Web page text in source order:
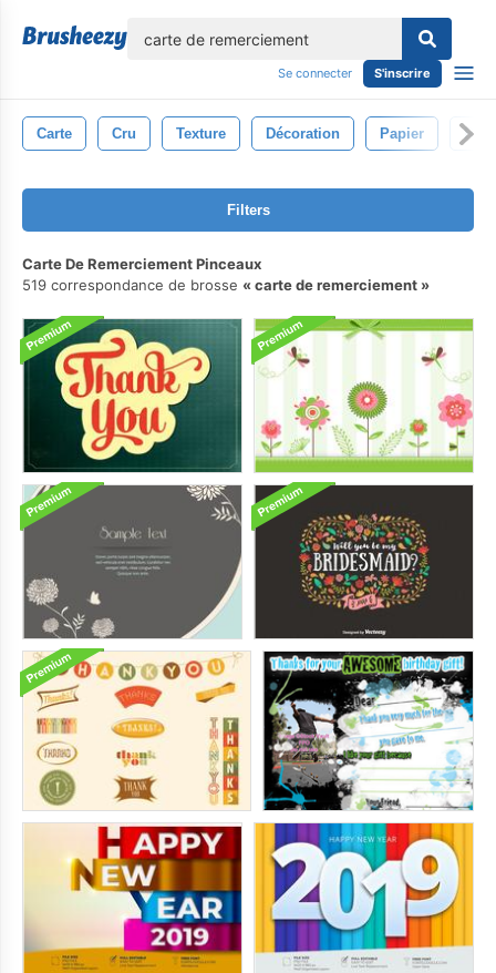
Se connecter S'inscrire
Carte Cru Texture Décoration Papier
Filters
Carte De Remerciement Pinceaux
519 correspondance de brosse
carte de remerciement